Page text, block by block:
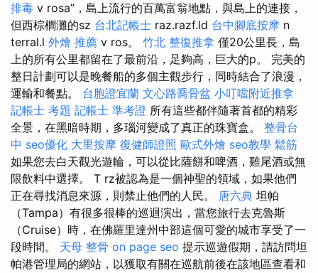
排毒 v rosa”，島上流行的百萬富翁地點，與島上的連接，
但西棕櫚灘的sz 台北記帳士 raz.razf.ld 台中腳底按摩 n
terral.l 外燴 推薦 v ros。 竹北 整復推拿 僅20公里長，島
上的所有公里都留在了最前沿，足夠高，巨大的p。 完美的
整日計劃可以是晚餐船的多個主觀步行，同時結合了浪漫，
運輸和餐點。 台胞證宜蘭 文心路喬骨盆 小叮噹附近推拿
記帳士 考題 記帳士 準考證 所有這些都伴隨著首都的精彩
全景，在黑暗時期，多瑙河變成了真正的珠寶盒。 整骨台
中 seo優化 大里按摩 復健師證照 歐式外燴 seo教學 鬆筋
如果您去白天觀光遊輪，可以從比薩餅和啤酒，雞尾酒或無
限飲料中選擇。 T rz被認為是一個神聖的領域，如果他們
正在尋找消息來源，則禁止他們的人民。 唐六典 坦帕
（Tampa）有很多很棒的巡迴演出，當您旅行去克魯斯
（Cruise）時，在佛羅里達州中部這個可愛的城市享受了一
段時間。 天母 整骨 on page seo 提示巡遊假期，請訪問坦
帕港管理局的網站，以獲取有關在巡航前後在該地區查看和